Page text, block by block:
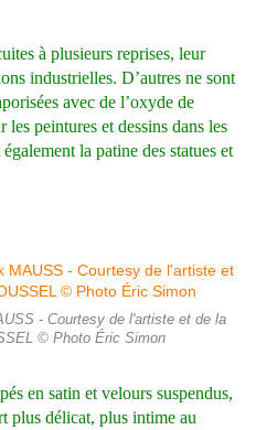
à plusieurs reprises, leur
industrielles. D’autres ne sont
avec de l’oxyde de
peintures et dessins dans les
la patine des statues et
- Courtesy de l'artiste et de la
© Photo Éric Simon
en satin et velours suspendus,
plus délicat, plus intime au